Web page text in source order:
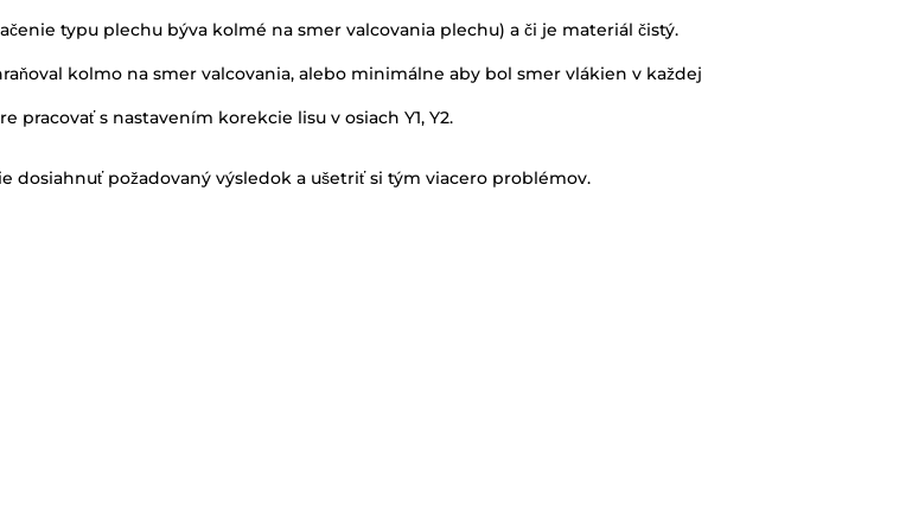
typu plechu býva kolmé na smer valcovania plechu) a či je materiál čistý.
kolmo na smer valcovania, alebo minimálne aby bol smer vlákien v každej
s nastavením korekcie lisu v osiach Y1, Y2.
požadovaný výsledok a ušetriť si tým viacero problémov.